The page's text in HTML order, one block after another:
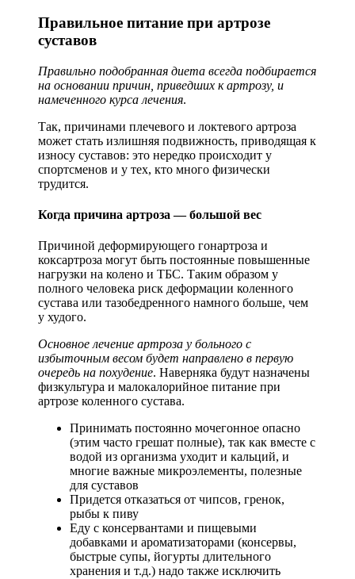
Правильное питание при артрозе
суставов
Правильно подобранная диета всегда подбирается
на основании причин, приведших к артрозу, и
намеченного курса лечения.
Так, причинами плечевого и локтевого артроза
может стать излишняя подвижность, приводящая к
износу суставов: это нередко происходит у
спортсменов и у тех, кто много физически
трудится.
Когда причина артроза — большой вес
Причиной деформирующего гонартроза и
коксартроза могут быть постоянные повышенные
нагрузки на колено и ТБС. Таким образом у
полного человека риск деформации коленного
сустава или тазобедренного намного больше, чем
у худого.
Основное лечение артроза у больного с
избыточным весом будет направлено в первую
очередь на похудение. Наверняка будут назначены
физкультура и малокалорийное питание при
артрозе коленного сустава.
Принимать постоянно мочегонное опасно
(этим часто грешат полные), так как вместе с
водой из организма уходит и кальций, и
многие важные микроэлементы, полезные
для суставов
Придется отказаться от чипсов, гренок,
рыбы к пиву
Еду с консервантами и пищевыми
добавками и ароматизаторами (консервы,
быстрые супы, йогурты длительного
хранения и т.д.) надо также исключить